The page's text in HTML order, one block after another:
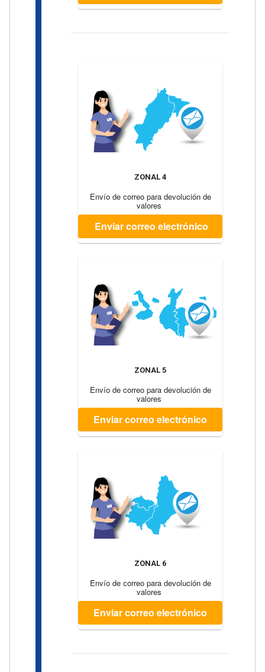
ZONAL 4
Envío de correo para devolución de
valores
Enviar correo electrónico
ZONAL 5
Envío de correo para devolución de
valores
Enviar correo electrónico
ZONAL 6
Envío de correo para devolución de
valores
Enviar correo electrónico